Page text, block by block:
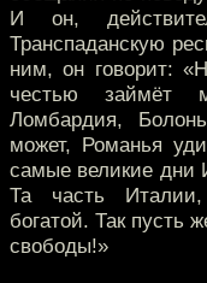
И он,
Транспаданскую
ним, он говорит:
честью займёт
Ломбардия,
может, Романья
самые великие дни
Та часть Италии,
богатой. Так пусть
свободы!»